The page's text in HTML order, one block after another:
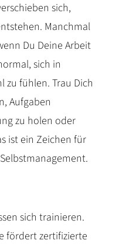
Ernährung
liefert
Schlaf
auf und
sich,
Manchmal
Du Deine Arbeit
sich in
fühlen. Trau Dich
Aufgaben
zu holen oder
ist ein Zeichen für
sich trainieren.
fördert zertifizierte